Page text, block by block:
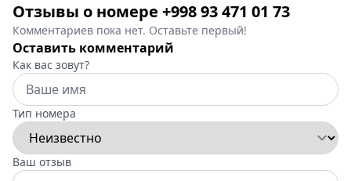
Отзывы о номере +998 93 471 01 73
Комментариев пока нет. Оставьте первый!
Оставить комментарий
Как вас зовут?
Тип номера
Ваш отзыв